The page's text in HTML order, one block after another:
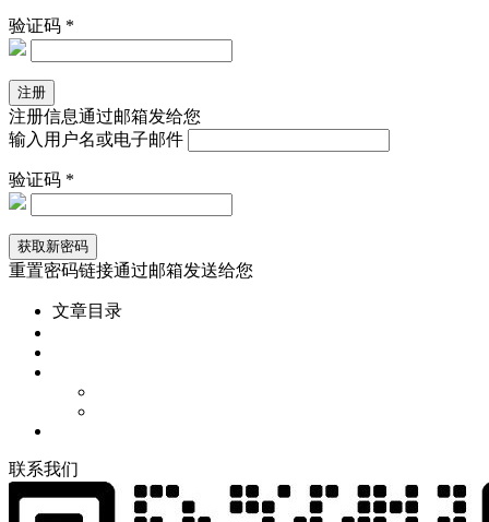
验证码 *
注册信息通过邮箱发给您
输入用户名或电子邮件
验证码 *
重置密码链接通过邮箱发送给您
文章目录
联系我们